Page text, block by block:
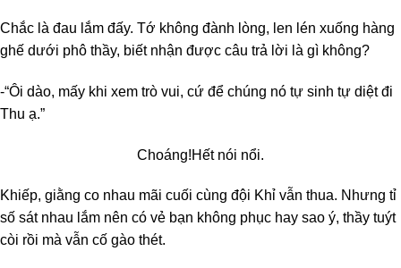
Chắc là đau lắm đấy. Tớ không đành lòng, len lén xuống hàng
ghế dưới phô thầy, biết nhận được câu trả lời là gì không?
-“Ôi dào, mấy khi xem trò vui, cứ để chúng nó tự sinh tự diệt đi
Thu ạ.”
Choáng!Hết nói nổi.
Khiếp, giằng co nhau mãi cuối cùng đội Khỉ vẫn thua. Nhưng tỉ
số sát nhau lắm nên có vẻ bạn không phục hay sao ý, thầy tuýt
còi rồi mà vẫn cố gào thét.